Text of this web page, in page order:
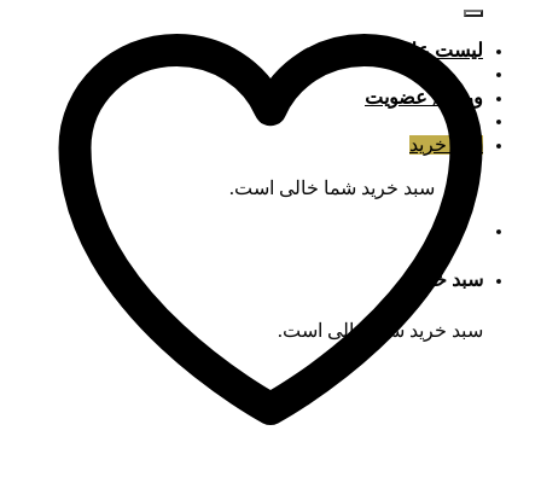
لیست علایق
ورود / عضویت
سبد خرید
سبد خرید شما خالی است.
سبد خرید
سبد خرید شما خالی است.